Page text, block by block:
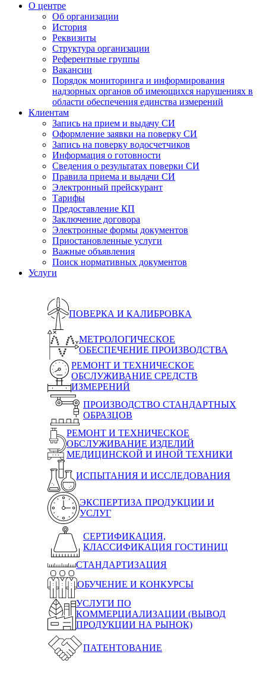
О центре
Об организации
История
Реквизиты
Структура организации
Референтные группы
Вакансии
Порядок мониторинга и информирования
надзорных органов об имеющихся нарушениях в
области обеспечения единства измерений
Клиентам
Запись на прием и выдачу СИ
Оформление заявки на поверку СИ
Запись на поверку водосчетчиков
Информация о готовности
Сведения о результатах поверки СИ
Правила приема и выдачи СИ
Электронный прейскурант
Тарифы
Предоставление КП
Заключение договора
Электронные формы документов
Приостановленные услуги
Важные объявления
Поиск нормативных документов
Услуги
ПОВЕРКА И КАЛИБРОВКА
МЕТРОЛОГИЧЕСКОЕ
ОБЕСПЕЧЕНИЕ ПРОИЗВОДСТВА
РЕМОНТ И ТЕХНИЧЕСКОЕ
ОБСЛУЖИВАНИЕ СРЕДСТВ
ИЗМЕРЕНИЙ
ПРОИЗВОДСТВО СТАНДАРТНЫХ
ОБРАЗЦОВ
РЕМОНТ И ТЕХНИЧЕСКОЕ
ОБСЛУЖИВАНИЕ ИЗДЕЛИЙ
МЕДИЦИНСКОЙ И ИНОЙ ТЕХНИКИ
ИСПЫТАНИЯ И ИССЛЕДОВАНИЯ
ЭКСПЕРТИЗА ПРОДУКЦИИ И
УСЛУГ
СЕРТИФИКАЦИЯ,
КЛАССИФИКАЦИЯ ГОСТИНИЦ
СТАНДАРТИЗАЦИЯ
ОБУЧЕНИЕ И КОНКУРСЫ
УСЛУГИ ПО
КОММЕРЦИАЛИЗАЦИИ (ВЫВОД
ПРОДУКЦИИ НА РЫНОК)
ПАТЕНТОВАНИЕ